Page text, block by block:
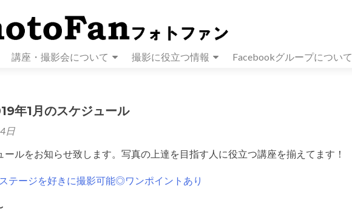
講座・撮影会について 撮影に役立つ情報 Facebookグループについて
年1月のスケジュール
日
ールをお知らせ致します。写真の上達を目指す人に役立つ講座を揃えてます！
テージを好きに撮影可能◎ワンポイントあり